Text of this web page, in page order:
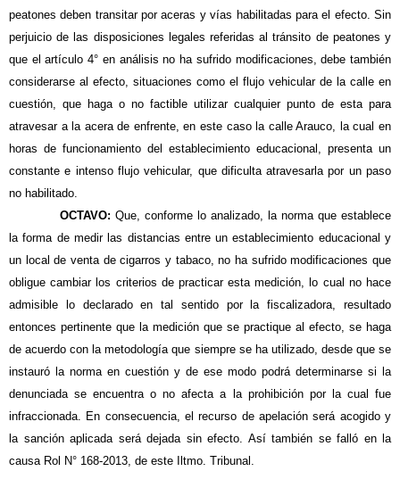
peatones deben transitar por aceras y vías habilitadas para el efecto. Sin
perjuicio de las disposiciones legales referidas al tránsito de peatones y
que el artículo 4° en análisis no ha sufrido modificaciones, debe también
considerarse al efecto, situaciones como el flujo vehicular de la calle en
cuestión, que haga o no factible utilizar cualquier punto de esta para
atravesar a la acera de enfrente, en este caso la calle Arauco, la cual en
horas de funcionamiento del establecimiento educacional, presenta un
constante e intenso flujo vehicular, que dificulta atravesarla por un paso
no habilitado.
OCTAVO: Que, conforme lo analizado, la norma que establece
la forma de medir las distancias entre un establecimiento educacional y
un local de venta de cigarros y tabaco, no ha sufrido modificaciones que
obligue cambiar los criterios de practicar esta medición, lo cual no hace
admisible lo declarado en tal sentido por la fiscalizadora, resultado
entonces pertinente que la medición que se practique al efecto, se haga
de acuerdo con la metodología que siempre se ha utilizado, desde que se
instauró la norma en cuestión y de ese modo podrá determinarse si la
denunciada se encuentra o no afecta a la prohibición por la cual fue
infraccionada. En consecuencia, el recurso de apelación será acogido y
la sanción aplicada será dejada sin efecto. Así también se falló en la
causa Rol N° 168-2013, de este Iltmo. Tribunal.